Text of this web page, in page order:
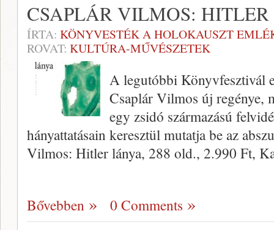
CSAPLÁR VILMOS:
ÍRTA: KÖNYVESTÉK A HOLOKAUSZT
ROVAT: KULTÚRA-MŰVÉSZETEK
A legutóbbi Könyvfesztivál
Csaplár Vilmos új regénye,
egy zsidó származású
hányattatásain keresztül mutatja be az
Vilmos: Hitler lánya, 288 old., 2.990 Ft,
Bővebben 0 Comments